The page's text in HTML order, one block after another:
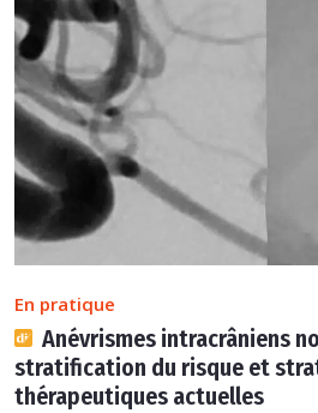
En pratique
Anévrismes intracrâniens
stratification du risque et
thérapeutiques actuelles